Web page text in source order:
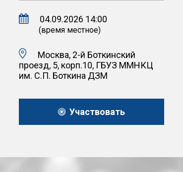
04.09.2026 14:00
(время местное)
Москва, 2-й Боткинский
проезд, 5, корп.10, ГБУЗ ММНКЦ
им. С.П. Боткина ДЗМ
Участвовать